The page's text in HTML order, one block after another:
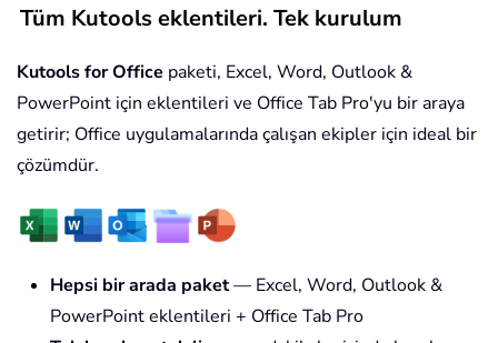
Tüm Kutools eklentileri. Tek kurulum
Kutools for Office paketi, Excel, Word, Outlook &
PowerPoint için eklentileri ve Office Tab Pro'yu bir araya
getirir; Office uygulamalarında çalışan ekipler için ideal bir
çözümdür.
Hepsi bir arada paket— Excel, Word, Outlook &
PowerPoint eklentileri + Office Tab Pro